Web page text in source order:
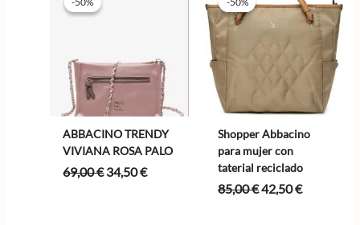
ABBACINO TRENDY
VIVIANA ROSA PALO
69,00€El
34,50€El
Shopper Abbacino
para mujer con
taterial reciclado
85,00€El
42,50€El